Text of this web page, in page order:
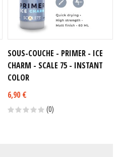
SOUS-COUCHE - PRIMER - ICE
CHARM - SCALE 75 - INSTANT
COLOR
6,90 €
(0)